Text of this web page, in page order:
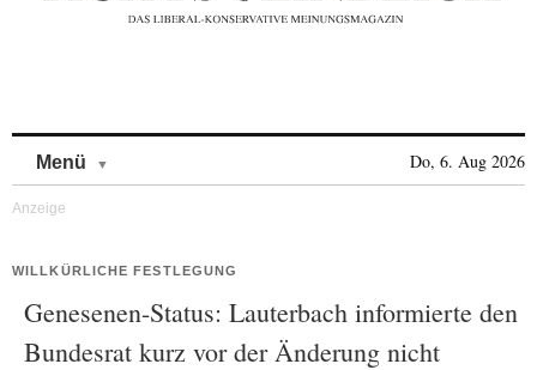
Menü Do, 6. Aug 2026
WILLKÜRLICHE FESTLEGUNG
Genesenen-Status: Lauterbach informierte den
Bundesrat kurz vor der Änderung nicht